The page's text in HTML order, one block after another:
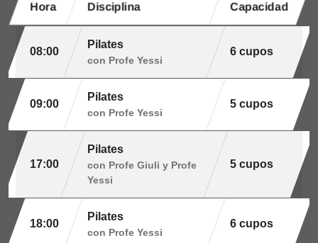
Hora Disciplina Capacidad
08:00
Pilates
con Profe Yessi
6 cupos
09:00
Pilates
con Profe Yessi
5 cupos
17:00
Pilates
con Profe Giuli y Profe
Yessi
5 cupos
18:00
Pilates
con Profe Yessi
6 cupos